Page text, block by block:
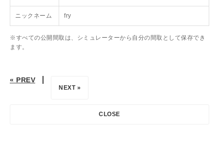
ニックネーム fry
※すべての公開間取は、シミュレーターから自分の間取として保存でき
ます。
« PREV
NEXT »
CLOSE